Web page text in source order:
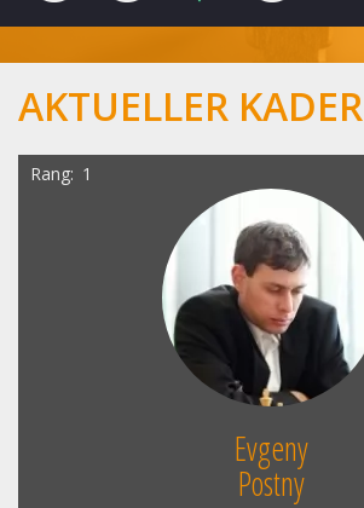
AKTUELLER KADER
Rang 1
Evgeny
Postny